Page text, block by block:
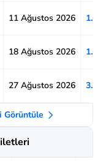
11 Ağustos 2026
18 Ağustos 2026
27 Ağustos 2026
Görüntüle